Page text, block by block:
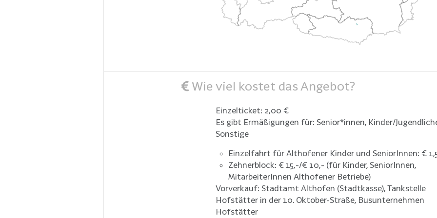
Wie viel kostet das Angebot?
Einzelticket: 2,00 €
Es gibt Ermäßigungen für: Senior*innen, Kinder/
Sonstige
Einzelfahrt für Althofener Kinder und SeniorInnen: €
Zehnerblock: € 15,-/€ 10,- (für Kinder, SeniorInnen,
MitarbeiterInnen Althofener Betriebe)
Vorverkauf: Stadtamt Althofen (Stadtkasse), Tankstelle
Hofstätter in der 10. Oktober-Straße, Busunternehmen
Hofstätter